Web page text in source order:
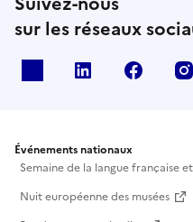
sur les réseaux
Linkedin
Événements nationaux
Semaine de la langue française
Nuit européenne des musées